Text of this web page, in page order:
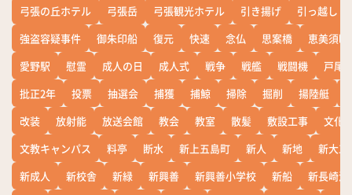
弓張の丘ホテル
弓張岳 弓張観光ホテル 引き揚げ
引っ越し
強盗容疑事件
御朱印船 復元 快速 念仏 思案橋
恵美須町
愛野駅
慰霊 成人の日 成人式 戦争 戦艦 戦闘機
戸尾
批正2年
投票 抽選会 捕獲 捕鯨 掃除 掘削 揚陸艇
改装
放射能 放送会館 教会 教室 散髪 敷設工事
文化
文教キャンパス
料亭 断水 新上五島町 新人 新地
新大工
新成人
新校舎 新緑 新興善 新興善小学校 新船
新長崎漁